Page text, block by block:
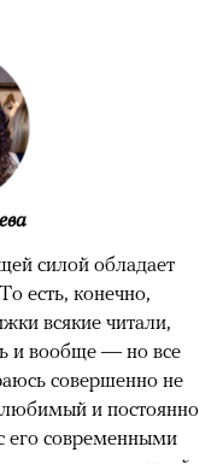
силой обладает
есть, конечно,
всякие читали,
и вообще — но все
совершенно не
и постоянно
его современными